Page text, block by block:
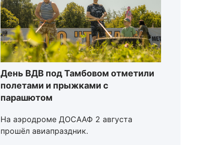
День ВДВ под Тамбовом отметили
полетами и прыжками с
парашютом
На аэродроме ДОСААФ 2 августа
прошёл авиапраздник.